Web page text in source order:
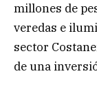
millones de
veredas e
sector
de una